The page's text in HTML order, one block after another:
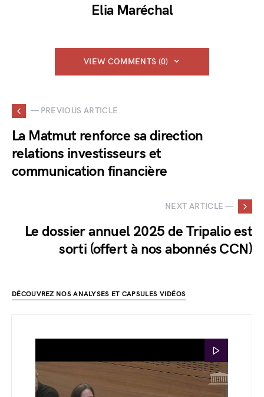
Elia Maréchal
VIEW COMMENTS (0)
— PREVIOUS ARTICLE
La Matmut renforce sa direction
relations investisseurs et
communication financière
NEXT ARTICLE —
Le dossier annuel 2025 de Tripalio est
sorti (offert à nos abonnés CCN)
DÉCOUVREZ NOS ANALYSES ET CAPSULES VIDÉOS